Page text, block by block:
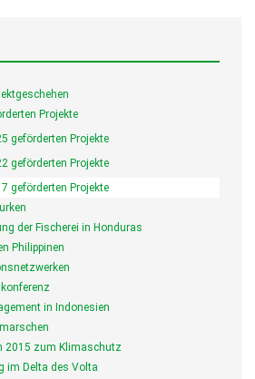
Projekte
geförderten Projekte
geförderten Projekte
geförderten Projekte
der Fischerei in Honduras
Philippinen
in Indonesien
2015 zum Klimaschutz
im Delta des Volta